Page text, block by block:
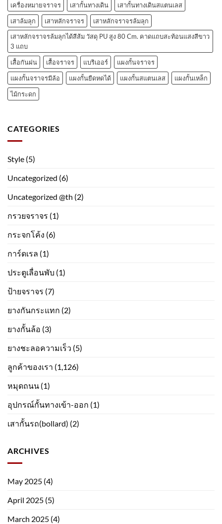
เครื่องหมายจราจร
เสากั้นทางเดิน
เสากั้นทางเดินสแตนเลส
เสาล้มลุก
เสาหลักจราจร
เสาหลักจราจรล้มลุก
เสาหลักจราจรล้มลุกได้สีส้ม วัสดุ PU สูง 80 Cm. คาดแถบสะท้อนแสงสีขาว
3 แถบ
เสื้อกันฝน
เสื้อจราจร แบริเออร์
แผงกั้นจราจร
แผงกั้นจราจรมีล้อ
แผงกั้นยืดหดได้ แผงกั้นสแตนเลส
แผงกั้นเหล็ก
ไม้กระดก
CATEGORIES
Style (5)
Uncategorized (6)
Uncategorized @th (2)
กรวยจราจร (1)
กระจกโค้ง (6)
การ์ดเรล (1)
ประตูเลื่อนพับ (1)
ป้ายจราจร (7)
ยางกันกระแทก (2)
ยางกั้นล้อ (3)
ยางชะลอความเร็ว (5)
ลูกค้าของเรา (1,126)
หมุดถนน (1)
อุปกรณ์กั้นทางเข้า-ออก (1)
เสากั้นรถ(bollard) (2)
ARCHIVES
May 2025 (4)
April 2025 (5)
March 2025 (4)